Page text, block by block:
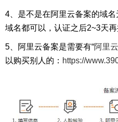
4、是不是在阿里云备案的域
域名都可以，认证之后2~3天再
5、阿里云备案是需要有“阿里
以购买别人的： https://